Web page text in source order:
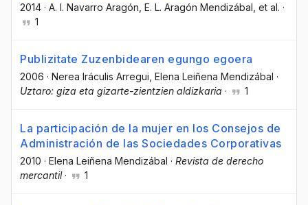
2014 · A. I. Navarro Aragón , E. L. Aragón Mendizábal , et al. ·
1
Publizitate Zuzenbidearen egungo egoera
2006 · Nerea Iráculis Arregui , Elena Leiñena Mendizábal ·
Uztaro: giza eta gizarte-zientzien aldizkaria · 1
La participación de la mujer en los Consejos de
Administración de las Sociedades Corporativas
2010 · Elena Leiñena Mendizábal · Revista de derecho
mercantil· 1